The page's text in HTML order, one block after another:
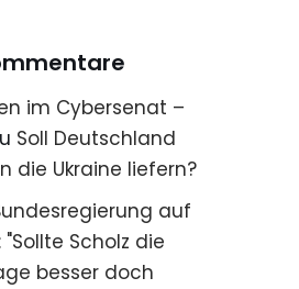
im Cybersenat –
Soll Deutschland
die Ukraine liefern?
auf
Scholz die
besser doch